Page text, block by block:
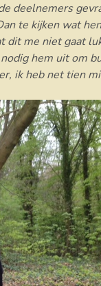
deelnemers
te kijken wat
dit me niet gaat
hem uit om
ik heb net tien